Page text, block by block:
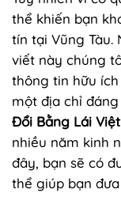
thể khiến bạn
tín tại Vũng Tàu.
viết này chúng
thông tin hữu
một địa chỉ
Đổi Bằng Lái
nhiều năm kinh
đây, bạn sẽ có
thể giúp bạn